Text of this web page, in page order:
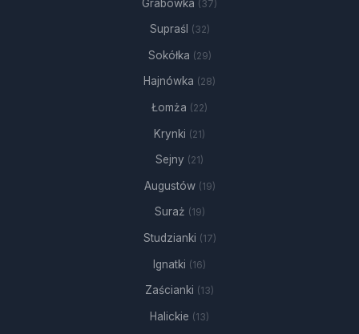
Grabówka (37)
Supraśl (32)
Sokółka (29)
Hajnówka (28)
Łomża (22)
Krynki (21)
Sejny (21)
Augustów (19)
Suraż (19)
Studzianki (17)
Ignatki (16)
Zaścianki (13)
Halickie (13)